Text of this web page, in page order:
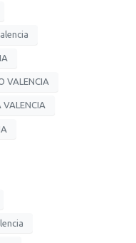
VALENCIA
VALENCIA